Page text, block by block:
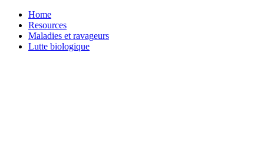
Home
Resources
Maladies et ravageurs
Lutte biologique